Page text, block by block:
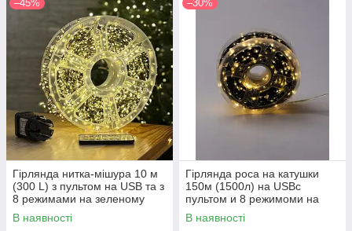
–45%
Гірлянда нитка-мішура 10 м
(300 L) з пультом на USB та з
8 режимами на зеленому
дроті тепле світло (9373)
В наявності
–30%
Гірлянда роса на катушки
150м (1500л) на USBс
пультом и 8 режимоми на
зеленом проводки колір
теплий FC25002
В наявності